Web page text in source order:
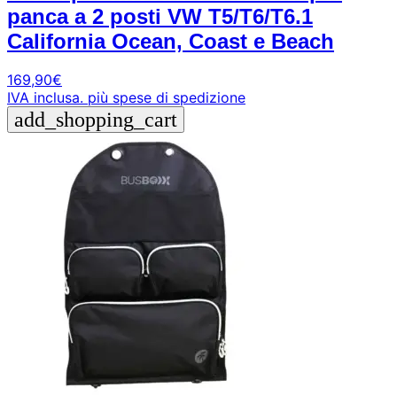
panca a 2 posti VW T5/T6/T6.1
California Ocean, Coast e Beach
169,90€
IVA inclusa. più spese di spedizione
add_shopping_cart